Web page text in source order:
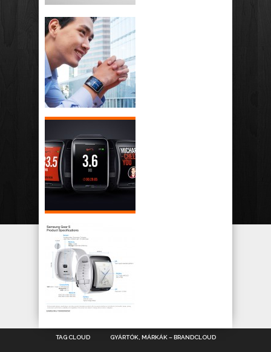
TAG CLOUD GYÁRTÓK, MÁRKÁK – BRANDCLOUD